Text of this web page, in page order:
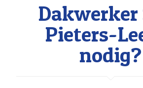
Pieters-
nodig?